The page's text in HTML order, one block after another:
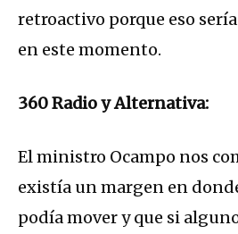
retroactivo porque eso
en este momento.
360 Radio y Alternativa:
El ministro Ocampo nos
existía un margen en
podía mover y que si